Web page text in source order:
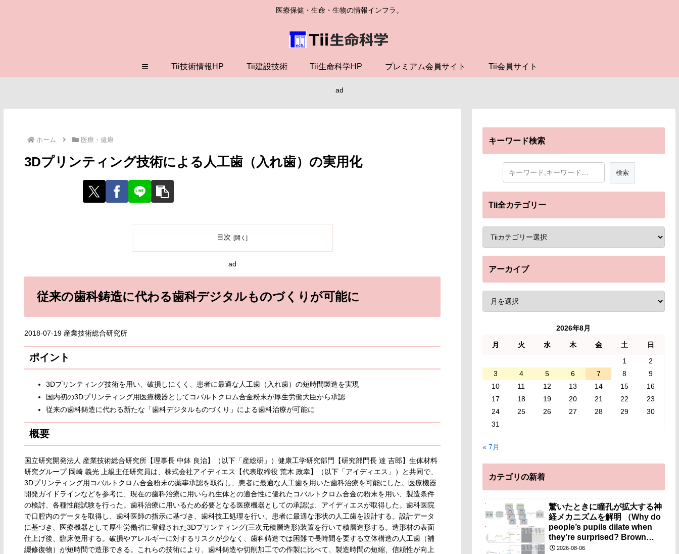
医療保健・生命・生物の情報インフラ。
≡ Tii技術情報HP Tii建設技術 Tii生命科学HP プレミアム会員サイト Tii会員サイト
ad
ホーム 医療・健康
3Dプリンティング技術による人工歯（入れ歯）の実用化
目次
ad
従来の歯科鋳造に代わる歯科デジタルものづくりが可能に
2018-07-19 産業技術総合研究所
ポイント
3Dプリンティング技術を用い、破損しにくく、患者に最適な人工歯（入れ歯）の短時間製造を実現
国内初の3Dプリンティング用医療機器としてコバルトクロム合金粉末が厚生労働大臣から承認
従来の歯科鋳造に代わる新たな「歯科デジタルものづくり」による歯科治療が可能に
概要
国立研究開発法人 産業技術総合研究所【理事長 中鉢 良治】（以下「産総研」）健康工学研究部門【研究部門長 達 吉郎】生体材料
研究グループ 岡崎 義光 上級主任研究員は、株式会社アイディエス【代表取締役 荒木 政幸】（以下「アイディエス」）と共同で、
3Dプリンティング用コバルトクロム合金粉末の薬事承認を取得し、患者に最適な人工歯を用いた歯科治療を可能にした。医療機器
開発ガイドラインなどを参考に、現在の歯科治療に用いられ生体との適合性に優れたコバルトクロム合金の粉末を用い、製造条件
の検討、各種性能試験を行った。歯科治療に用いるため必要となる医療機器としての承認は、アイディエスが取得した。歯科医院
で口腔内のデータを取得し、歯科医師の指示に基づき、歯科技工処理を行い、患者に最適な形状の人工歯を設計する。設計データ
に基づき、医療機器として厚生労働省に登録された3Dプリンティング(三次元積層造形)装置を行いて積層造形する。造形材の表面
仕上げ後、臨床使用する。破損やアレルギーに対するリスクが少なく、歯科鋳造では困難で長時間を要する立体構造の人工歯（補
綴修復物）が短時間で造形できる。これらの技術により、歯科鋳造や切削加工での作製に比べて、製造時間の短縮、信頼性が向上
キーワード検索
Tii全カテゴリー
アーカイブ
2026年8月
月 火 水 木 金 土
日
1
2
3
4 5 6 7 8
9
10
11 12 13 14 15
16
17
18 19 20 21 22
23
24
25 26 27 28 29
30
31
« 7月
カテゴリの新着
驚いたときに瞳孔が拡大する神
経メカニズムを解明 （Why do
people’s pupils dilate when
they’re surprised? Brown
researchers explain）
2026-08-06